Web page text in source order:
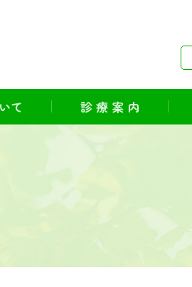
て 診 療 案 内